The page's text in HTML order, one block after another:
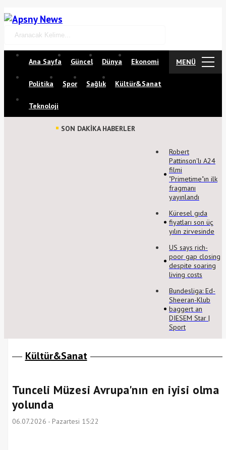
Ana Sayfa Güncel Dünya Ekonomi
Politika Spor Sağlık Kültür&Sanat
Teknoloji
ANA MENÜ
MENÜ
SON DAKİKA HABERLER
Robert
Pattinson'lı A24
filmi
"Primetime"ın ilk
fragmanı
yayınlandı
Küresel gıda
fiyatları son üç
yılın zirvesinde
US says rich-
poor gap closing
despite soaring
living costs
Bundesliga: Ed-
Sheeran-Klub
baggert an
DIESEM Star |
Sport
Kültür&Sanat
Tunceli Müzesi Avrupa'nın en iyisi olma
yolunda
06.07.2026 - Pazartesi 15:22